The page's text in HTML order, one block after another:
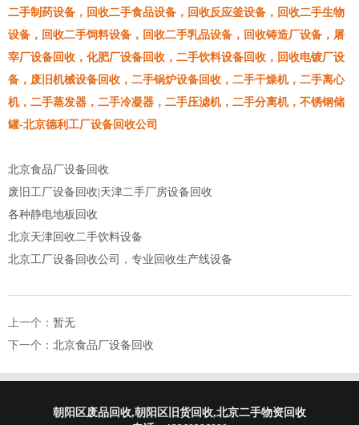
二手制药设备，回收二手食品设备，回收反应釜设备，回收二手生物
设备，回收二手饲料设备，回收二手乳品设备，回收铸造厂设备，屠
宰厂设备回收，化肥厂设备回收，二手饮料设备回收，回收电镀厂设
备，废旧机械设备回收，二手锅炉设备回收，二手干燥机，二手离心
机，二手蒸发器，二手冷凝器，二手压滤机，二手分离机，不锈钢储
罐-北京德利工厂设备回收公司
北京食品厂设备回收
废旧工厂设备回收|天津二手厂房设备回收
各种静电地板回收
北京天津回收二手饮料设备
北京工厂设备回收公司，专业回收生产线设备
上一个： 暂无
下一个： 北京食品厂设备回收
朝阳区废品回收,朝阳区旧货回收,北京二手物资回收